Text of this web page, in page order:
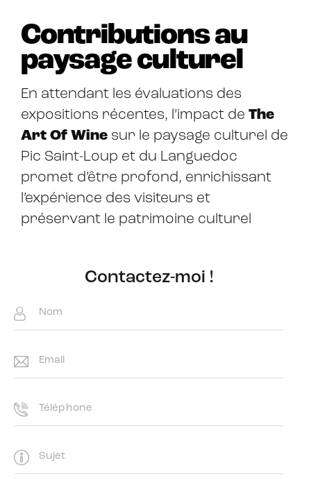
En attendant les évaluations des
expositions récentes, l’impact de The
Art Of Wine sur le paysage culturel de
Pic Saint-Loup et du Languedoc
promet d’être profond, enrichissant
l’expérience des visiteurs et
préservant le patrimoine culturel
Contributions au
paysage culturel
Contactez-moi !